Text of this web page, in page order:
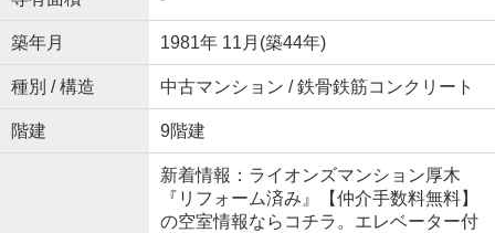
築年月 1981年 11月(築44年)
種別 / 構造 中古マンション / 鉄骨鉄筋コンクリート
階建 9階建
新着情報：ライオンズマンション厚木
『リフォーム済み』【仲介手数料無料】
の空室情報ならコチラ。エレベーター付